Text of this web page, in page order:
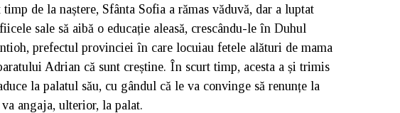
de la naștere, Sfânta Sofia a rămas văduvă, dar a luptat
sale să aibă o educație aleasă, crescându-le în Duhul
prefectul provinciei în care locuiau fetele alături de mama
Adrian că sunt creștine. În scurt timp, acesta a și trimis
la palatul său, cu gândul că le va convinge să renunțe la
angaja, ulterior, la palat.